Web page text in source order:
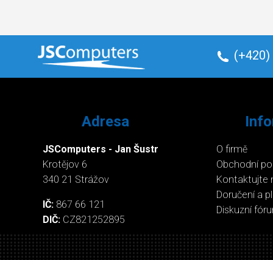
(+420)
Adresa
JSComputers - Jan Šustr
Krotějov 6
340 21 Strážov
IČ: 867 66 121
DIČ: CZ821252895
O firmě
Obchodní
Kontaktujte
Doručení a
Diskuzní